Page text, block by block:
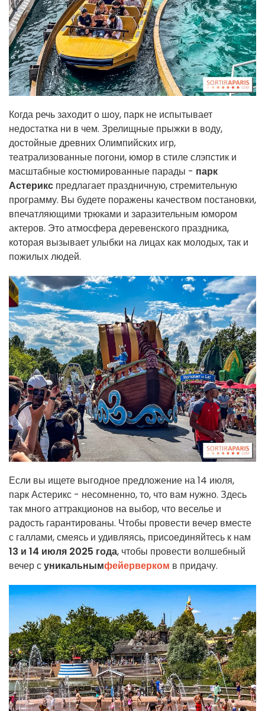
Когда речь заходит о шоу, парк не испытывает
недостатка ни в чем. Зрелищные прыжки в воду,
достойные древних Олимпийских игр,
театрализованные погони, юмор в стиле слэпстик и
масштабные костюмированные парады - парк
Астерикс предлагает праздничную, стремительную
программу. Вы будете поражены качеством постановки,
впечатляющими трюками и заразительным юмором
актеров. Это атмосфера деревенского праздника,
которая вызывает улыбки на лицах как молодых, так и
пожилых людей.
Если вы ищете выгодное предложение на 14 июля,
парк Астерикс - несомненно, то, что вам нужно. Здесь
так много аттракционов на выбор, что веселье и
радость гарантированы. Чтобы провести вечер вместе
с галлами, смеясь и удивляясь, присоединяйтесь к нам
13 и 14 июля 2025 года, чтобы провести волшебный
вечер суникальнымфейерверком в придачу.